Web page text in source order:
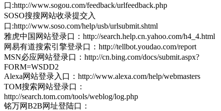
口:http://www.sogou.com/feedback/urlfeedback.php
SOSO搜搜网站收录提交入
口:http://www.soso.com/help/usb/urlsubmit.shtml
雅虎中国网站登录口：http://search.help.cn.yahoo.com/h4_4.html
网易有道搜索引擎登录口：http://tellbot.youdao.com/report
MSN必应网站登录口：http://cn.bing.com/docs/submit.aspx?
FORM=WSDD2
Alexa网站登录入口：http://www.alexa.com/help/webmasters
TOM搜索网站登录口：
http://search.tom.com/tools/weblog/log.php
铭万网B2B网址登陆口：